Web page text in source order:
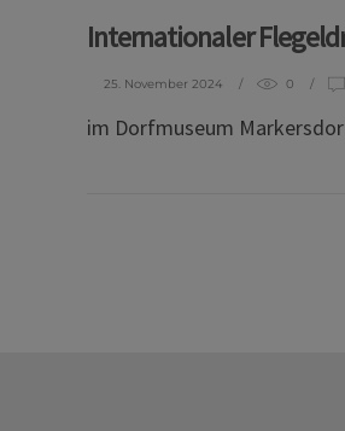
Internationaler
25. November 2024 0
im Dorfmuseum